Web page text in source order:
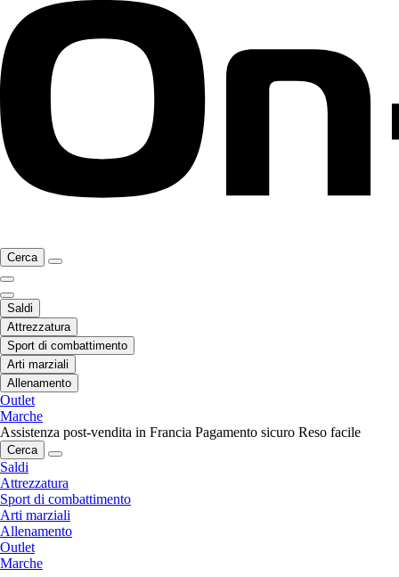
Cerca
Saldi
Attrezzatura
Sport di combattimento
Arti marziali
Allenamento
Outlet
Marche
Assistenza post-vendita in Francia Pagamento sicuro Reso facile
Cerca
Saldi
Attrezzatura
Sport di combattimento
Arti marziali
Allenamento
Outlet
Marche